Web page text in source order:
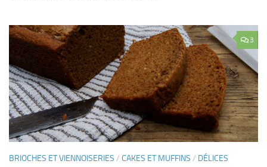
3
BRIOCHES ET VIENNOISERIES / CAKES ET MUFFINS / DÉLICES